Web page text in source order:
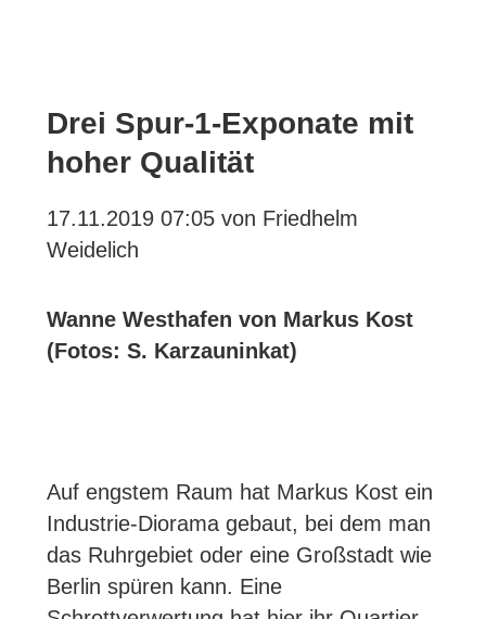
Drei Spur-1-Exponate mit
hoher Qualität
17.11.2019 07:05von Friedhelm
Weidelich
Wanne Westhafen von Markus Kost
(Fotos: S. Karzauninkat)
Auf engstem Raum hat Markus Kost ein
Industrie-Diorama gebaut, bei dem man
das Ruhrgebiet oder eine Großstadt wie
Berlin spüren kann. Eine